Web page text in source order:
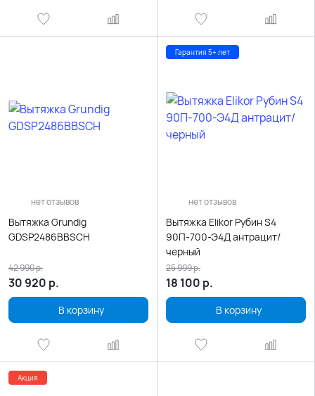
нет отзывов
Вытяжка Grundig
GDSP2486BBSCH
30 920 р.
42 990р.
В корзину
Гарантия 5+ лет
нет отзывов
Вытяжка Elikor Рубин S4
90П-700-Э4Д антрацит/
черный
18 100 р.
25 999р.
В корзину
Акция